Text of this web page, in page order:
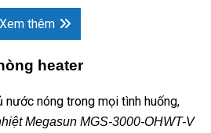
Xem thêm
heater
nóng trong mọi tình huống,
Megasun MGS-3000-OHWT-V